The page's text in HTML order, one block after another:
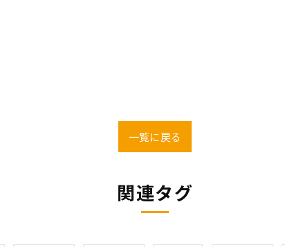
一覧に戻る
関連タグ